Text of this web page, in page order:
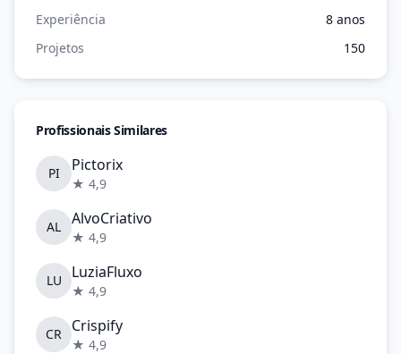
Experiência
8 anos
Projetos
150
Profissionais Similares
PI Pictorix
★ 4,9
AL AlvoCriativo
★ 4,9
LU LuziaFluxo
★ 4,9
CR Crispify
★ 4,9